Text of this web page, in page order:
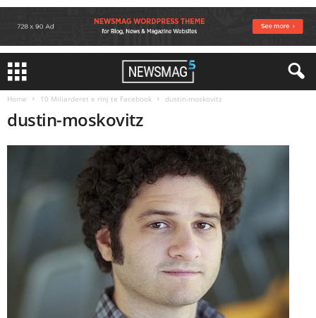
Home 10 Miliarderet e rinj te Facebook dustin-moskovitz
dustin-moskovitz